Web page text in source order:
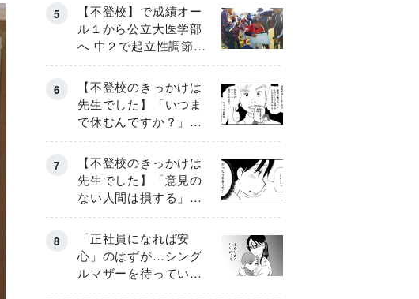
2026」が開催
【不登校】で成績オー
ル１から公立大医学部
へ 中２で起立性調節障
害「治るまで３年」の
診断 そのとき母は
【不登校のきっかけは
先生でした】「いつま
で休むんですか？」追
い詰められる母と息子
《第６話》
【不登校のきっかけは
先生でした】「意見の
ない人間は損する」担
任の一言が苦しみに…
《第１話》
「正社員になれば安
心」のはずが…シング
ルマザーを待ってい
た“魔の２年間”【前編】